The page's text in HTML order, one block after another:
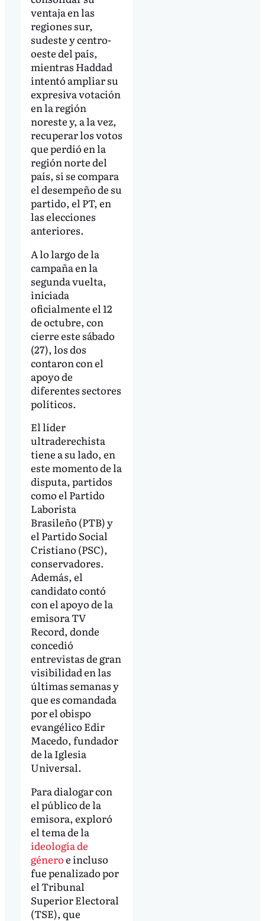
ventaja en las
regiones sur,
sudeste y centro-
oeste del país,
mientras Haddad
intentó ampliar su
expresiva votación
en la región
noreste y, a la vez,
recuperar los votos
que perdió en la
región norte del
país, si se compara
el desempeño de su
partido, el PT, en
las elecciones
anteriores.
A lo largo de la
campaña en la
segunda vuelta,
iniciada
oficialmente el 12
de octubre, con
cierre este sábado
(27), los dos
contaron con el
apoyo de
diferentes sectores
políticos.
El líder
ultraderechista
tiene a su lado, en
este momento de la
disputa, partidos
como el Partido
Laborista
Brasileño (PTB) y
el Partido Social
Cristiano (PSC),
conservadores.
Además, el
candidato contó
con el apoyo de la
emisora TV
Record, donde
concedió
entrevistas de gran
visibilidad en las
últimas semanas y
que es comandada
por el obispo
evangélico Edir
Macedo, fundador
de la Iglesia
Universal.
Para dialogar con
el público de la
emisora, exploró
el tema de la
ideología de
géneroe incluso
fue penalizado por
el Tribunal
Superior Electoral
(TSE), que